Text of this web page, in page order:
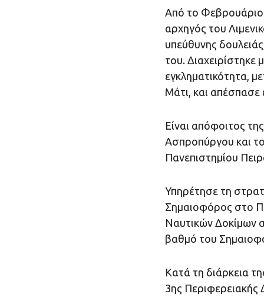
Από το Φεβρουάριο
αρχηγός του
υπεύθυνης
του. Διαχειρίστηκε
εγκληματικότητα,
Μάτι, και απέσπασε
Είναι απόφοιτος
Ασπροπύργου και
Πανεπιστημίου
Υπηρέτησε τη
Σημαιοφόρος στο
Ναυτικών Δοκίμων
βαθμό του
Κατά τη διάρκεια
3ης Περιφερειακής